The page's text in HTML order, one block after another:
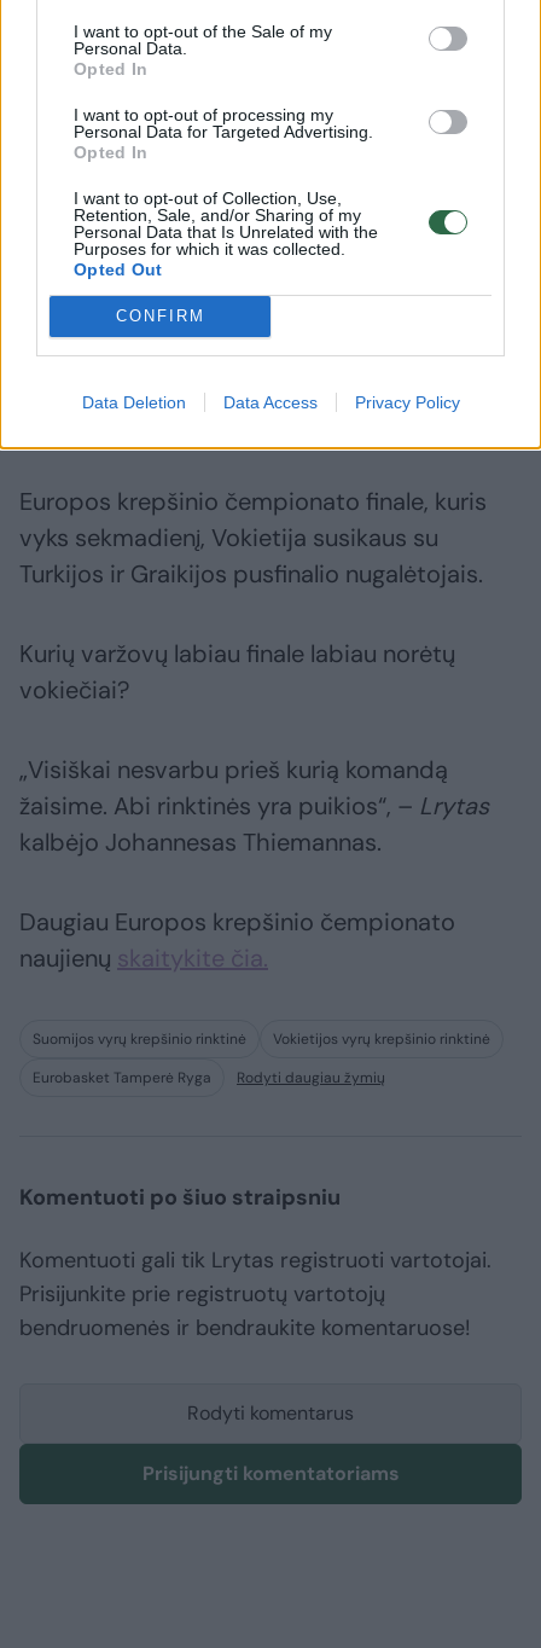
I want to opt-out of the Sale of my
Personal Data.
Opted In
I want to opt-out of processing my
Personal Data for Targeted Advertising.
Opted In
I want to opt-out of Collection, Use,
Retention, Sale, and/or Sharing of my
Personal Data that Is Unrelated with the
Purposes for which it was collected.
Opted Out
CONFIRM
Data Deletion Data Access Privacy Policy
Suomijos ir Vokietijos rungtynės
Europos krepšinio čempionato finale, kuris
vyks sekmadienį, Vokietija susikaus su
Turkijos ir Graikijos pusfinalio nugalėtojais.
Kurių varžovų labiau finale labiau norėtų
vokiečiai?
„Visiškai nesvarbu prieš kurią komandą
žaisime. Abi rinktinės yra puikios“, – Lrytas
kalbėjo Johannesas Thiemannas.
Daugiau Europos krepšinio čempionato
naujienų skaitykite čia.
Suomijos vyrų krepšinio rinktinė
Vokietijos vyrų krepšinio rinktinė
Eurobasket Tamperė Ryga
Rodyti daugiau žymių
Komentuoti po šiuo straipsniu
Komentuoti gali tik Lrytas registruoti vartotojai.
Prisijunkite prie registruotų vartotojų
bendruomenės ir bendraukite komentaruose!
Rodyti komentarus
Prisijungti komentatoriams